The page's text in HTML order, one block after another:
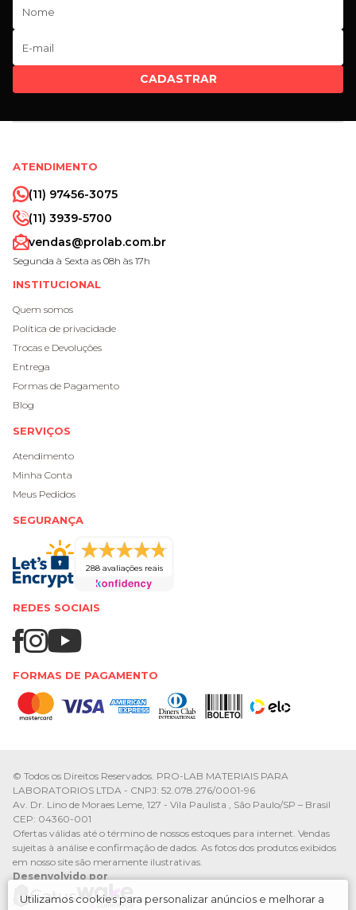
CADASTRAR
ATENDIMENTO
(11) 97456-3075
(11) 3939-5700
vendas@prolab.com.br
Segunda à Sexta as 08h às 17h
INSTITUCIONAL
Quem somos
Política de privacidade
Trocas e Devoluções
Entrega
Formas de Pagamento
Blog
SERVIÇOS
Atendimento
Minha Conta
Meus Pedidos
SEGURANÇA
288 avaliações reais
REDES SOCIAIS
FORMAS DE PAGAMENTO
© Todos os Direitos Reservados. PRO-LAB MATERIAIS PARA
LABORATORIOS LTDA - CNPJ: 52.078.276/0001-96
Av. Dr. Lino de Moraes Leme, 127 - Vila Paulista , São Paulo/SP – Brasil
CEP: 04360-001
Ofertas válidas até o término de nossos estoques para internet. Vendas
sujeitas à análise e confirmação de dados. As fotos dos produtos exibidos
em nosso site são meramente ilustrativas.
Desenvolvido por
Utilizamos cookies para personalizar anúncios e melhorar a